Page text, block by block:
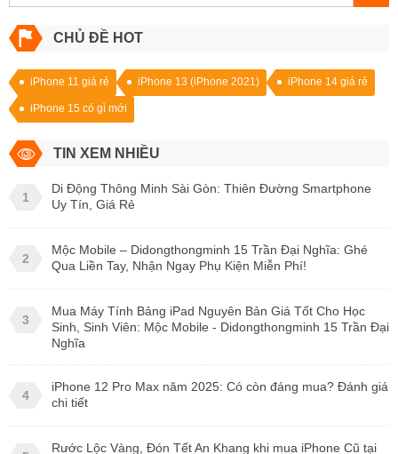
CHỦ ĐỀ HOT
iPhone 11 giá rẻ iPhone 13 (iPhone 2021) iPhone 14 giá rẻ
iPhone 15 có gì mới
TIN XEM NHIỀU
1
Di Động Thông Minh Sài Gòn: Thiên Đường Smartphone
Uy Tín, Giá Rẻ
2
Mộc Mobile – Didongthongminh 15 Trần Đại Nghĩa: Ghé
Qua Liền Tay, Nhận Ngay Phụ Kiện Miễn Phí!
3
Mua Máy Tính Bảng iPad Nguyên Bản Giá Tốt Cho Học
Sinh, Sinh Viên: Mộc Mobile - Didongthongminh 15 Trần Đại
Nghĩa
4
iPhone 12 Pro Max năm 2025: Có còn đáng mua? Đánh giá
chi tiết
Rước Lộc Vàng, Đón Tết An Khang khi mua iPhone Cũ tại